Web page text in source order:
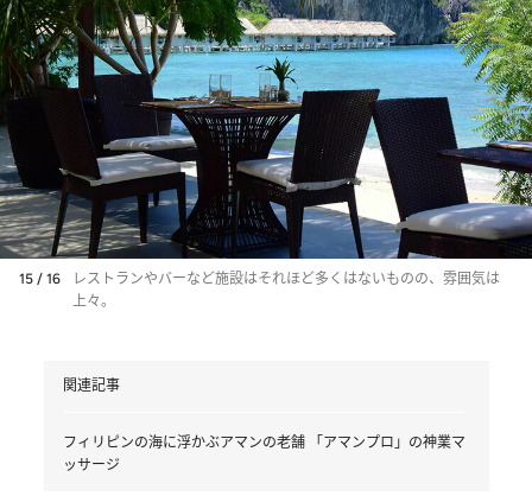
15 / 16
レストランやバーなど施設はそれほど多くはないものの、雰囲気は
上々。
関連記事
フィリピンの海に浮かぶアマンの老舗 「アマンプロ」の神業マ
ッサージ